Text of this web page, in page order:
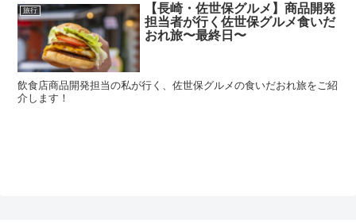
旅行
【長崎・佐世保グルメ】商品開発
担当者が行く佐世保グルメ食いだ
おれ旅〜最終日〜
飲食店商品開発担当の私が行く、佐世保グルメの食いだおれ旅をご紹
介します！